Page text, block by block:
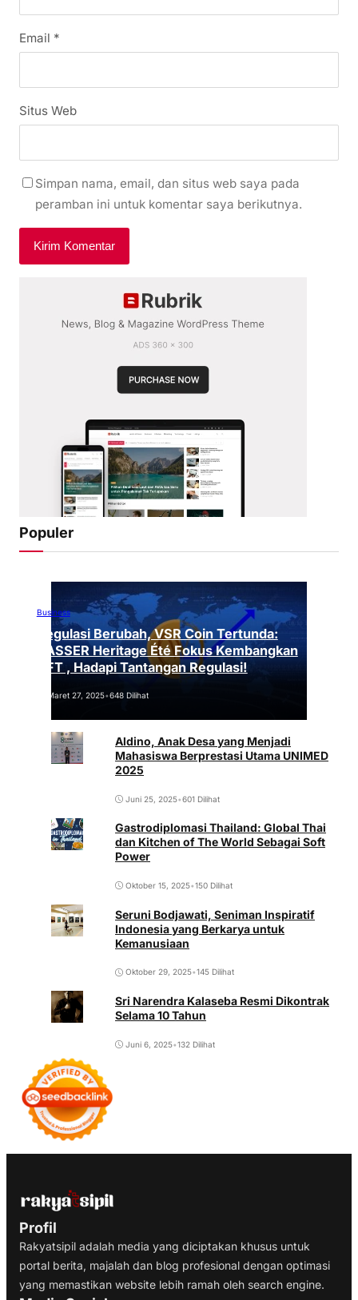
Email *
Situs Web
Simpan nama, email, dan situs web saya pada
peramban ini untuk komentar saya berikutnya.
Populer
Business
Regulasi Berubah, VSR Coin Tertunda:
VASSER Heritage Été Fokus Kembangkan
NFT , Hadapi Tantangan Regulasi!
Maret 27, 2025•648 Dilihat
Aldino, Anak Desa yang Menjadi
Mahasiswa Berprestasi Utama UNIMED
2025
Juni 25, 2025•601 Dilihat
Gastrodiplomasi Thailand: Global Thai
dan Kitchen of The World Sebagai Soft
Power
Oktober 15, 2025•150 Dilihat
Seruni Bodjawati, Seniman Inspiratif
Indonesia yang Berkarya untuk
Kemanusiaan
Oktober 29, 2025•145 Dilihat
Sri Narendra Kalaseba Resmi Dikontrak
Selama 10 Tahun
Juni 6, 2025•132 Dilihat
Profil
Rakyatsipil adalah media yang diciptakan khusus untuk
portal berita, majalah dan blog profesional dengan optimasi
yang memastikan website lebih ramah oleh search engine.